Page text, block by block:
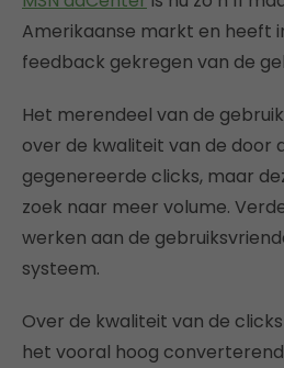
Amerikaanse markt en heeft
feedback gekregen van de
Het merendeel van de
over de kwaliteit van de door
gegenereerde clicks, maar
zoek naar meer volume.
werken aan de
systeem.
Over de kwaliteit van de
het vooral hoog